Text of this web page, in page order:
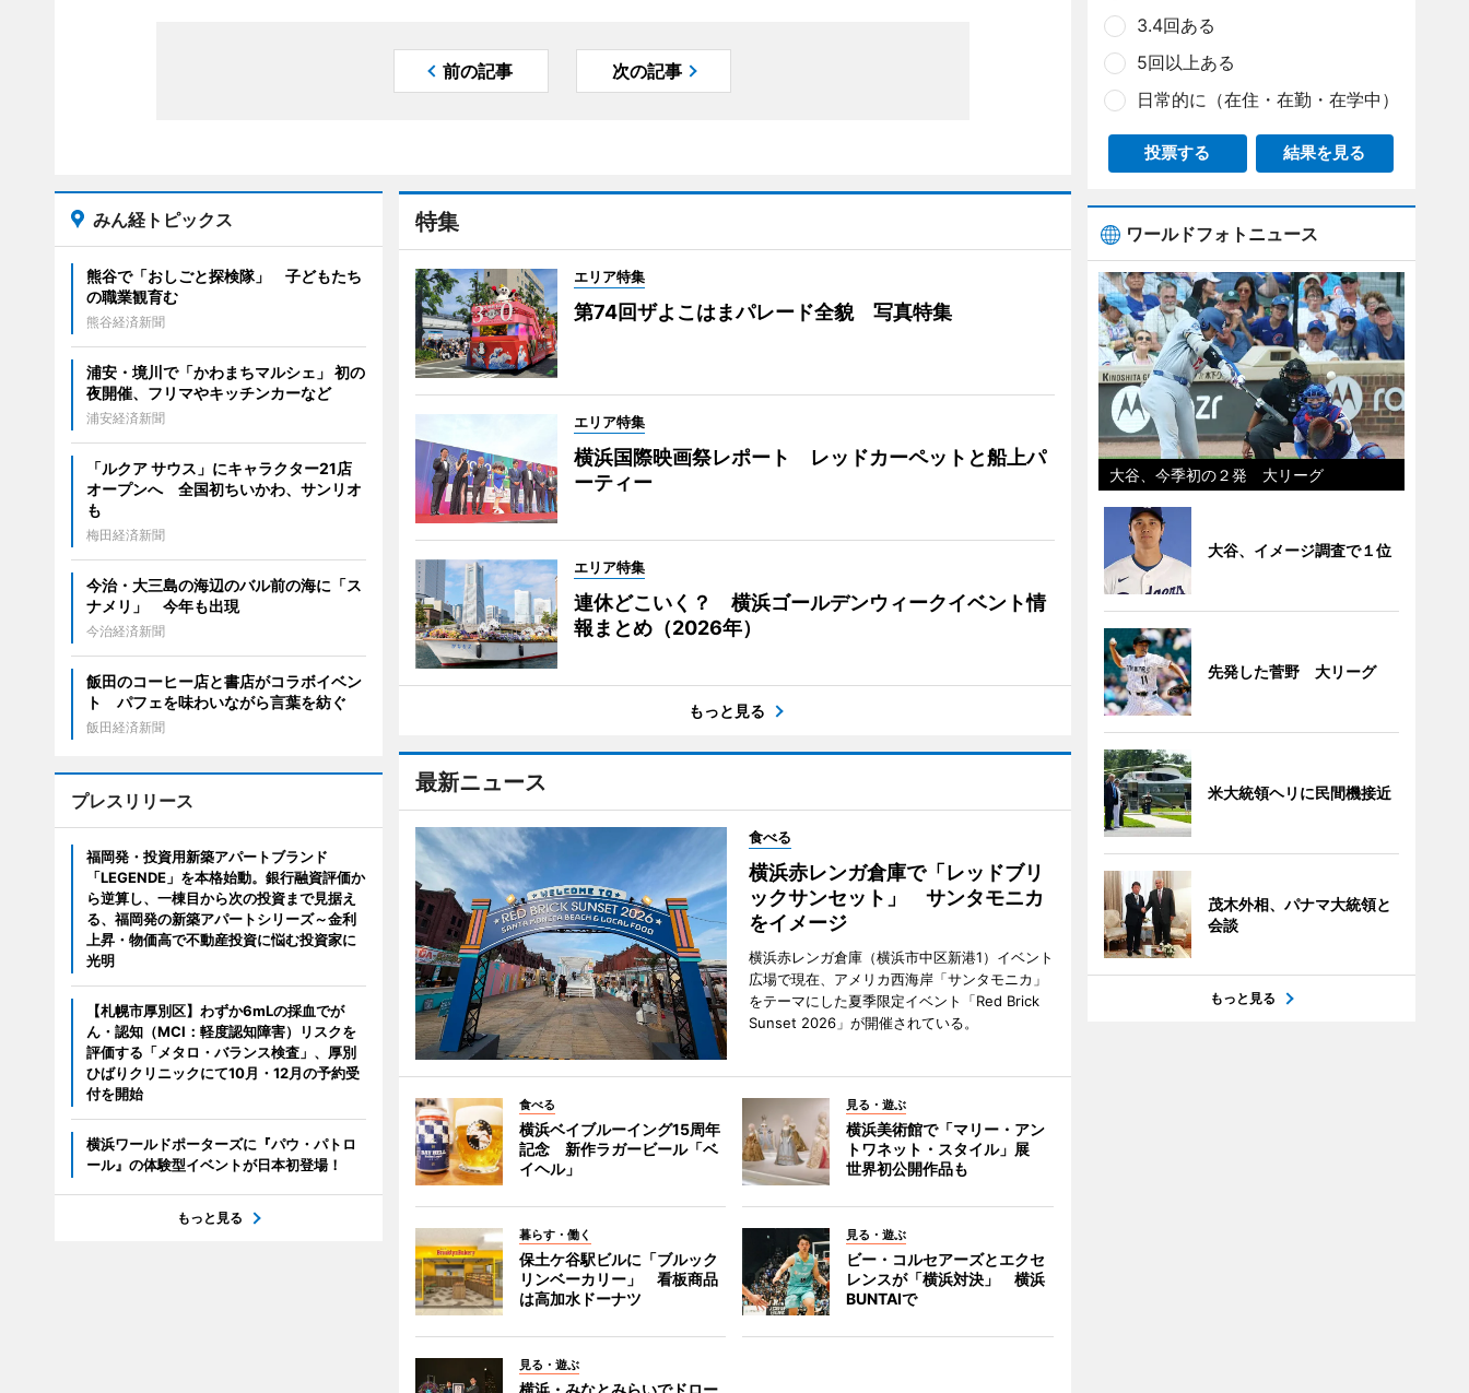
前の記事 次の記事
特集
エリア特集
第74回ザよこはまパレード全貌 写真特集
エリア特集
横浜国際映画祭レポート レッドカーペットと船上パ
ーティー
エリア特集
連休どこいく？ 横浜ゴールデンウィークイベント情
報まとめ（2026年）
もっと見る
最新ニュース
食べる
横浜赤レンガ倉庫で「レッドブリ
ックサンセット」 サンタモニカ
をイメージ
横浜赤レンガ倉庫（横浜市中区新港1）イベント
広場で現在、アメリカ西海岸「サンタモニカ」
をテーマにした夏季限定イベント「Red Brick
Sunset 2026」が開催されている。
食べる
横浜ベイブルーイング15周年
記念 新作ラガービール「ベ
イヘル」
見る・遊ぶ
横浜美術館で「マリー・アン
トワネット・スタイル」展
世界初公開作品も
暮らす・働く
保土ケ谷駅ビルに「ブルック
リンベーカリー」 看板商品
は高加水ドーナツ
見る・遊ぶ
ビー・コルセアーズとエクセ
レンスが「横浜対決」 横浜
BUNTAIで
見る・遊ぶ
横浜・みなとみらいでドロー
みん経トピックス
熊谷で「おしごと探検隊」 子どもたち
の職業観育む
熊谷経済新聞
浦安・境川で「かわまちマルシェ」 初の
夜開催、フリマやキッチンカーなど
浦安経済新聞
「ルクア サウス」にキャラクター21店
オープンへ 全国初ちいかわ、サンリオ
も
梅田経済新聞
今治・大三島の海辺のバル前の海に「ス
ナメリ」 今年も出現
今治経済新聞
飯田のコーヒー店と書店がコラボイベン
ト パフェを味わいながら言葉を紡ぐ
飯田経済新聞
プレスリリース
福岡発・投資用新築アパートブランド
「LEGENDE」を本格始動。銀行融資評価か
ら逆算し、一棟目から次の投資まで見据え
る、福岡発の新築アパートシリーズ～金利
上昇・物価高で不動産投資に悩む投資家に
光明
【札幌市厚別区】わずか6mLの採血でが
ん・認知（MCI：軽度認知障害）リスクを
評価する「メタロ・バランス検査」、厚別
ひばりクリニックにて10月・12月の予約受
付を開始
横浜ワールドポーターズに『パウ・パトロ
ール』の体験型イベントが日本初登場！
もっと見る
3.4回ある
5回以上ある
日常的に（在住・在勤・在学中）
投票する 結果を見る
ワールドフォトニュース
大谷、今季初の２発 大リーグ
大谷、イメージ調査で１位
先発した菅野 大リーグ
米大統領ヘリに民間機接近
茂木外相、パナマ大統領と
会談
もっと見る